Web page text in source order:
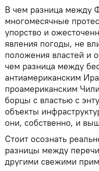
В чем разница между
многомесячные
упорство и
явления погоды, не
положения властей и
чем разница между
антиамериканским
проамериканским
борцы с властью с
объекты
они, собственно, и
Стоит осознать
разницы между
другими свежими